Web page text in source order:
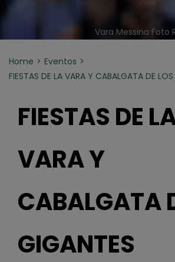
Vara Messina Foto
Home
Eventos
FIESTAS DE LA VARA Y CABALGATA DE
FIESTAS DE
VARA Y
CABALGATA
GIGANTES